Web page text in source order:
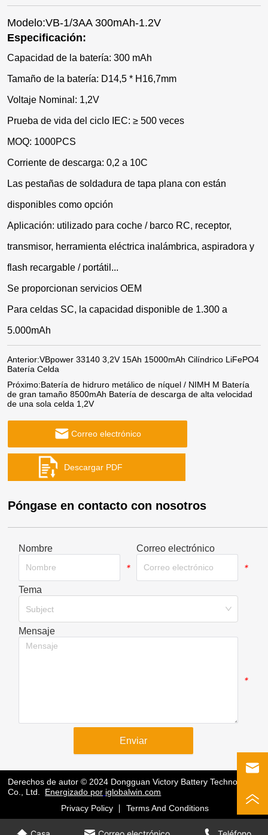
Modelo:VB-1/3AA 300mAh-1.2V
Especificación:
Capacidad de la batería: 300 mAh
Tamaño de la batería: D14,5 * H16,7mm
Voltaje Nominal: 1,2V
Prueba de vida del ciclo IEC: ≥ 500 veces
MOQ: 1000PCS
Corriente de descarga: 0,2 a 10C
Las pestañas de soldadura de tapa plana con están
disponibles como opción
Aplicación: utilizado para coche / barco RC, receptor,
transmisor, herramienta eléctrica inalámbrica, aspiradora y
flash recargable / portátil...
Se proporcionan servicios OEM
Para celdas SC, la capacidad disponible de 1.300 a
5.000mAh
Anterior:VBpower 33140 3,2V 15Ah 15000mAh Cilíndrico LiFePO4
Batería Celda
Próximo:Batería de hidruro metálico de níquel / NIMH M Batería
de gran tamaño 8500mAh Batería de descarga de alta velocidad
de una sola celda 1,2V
Correo electrónico
Póngase en contacto con nosotros
Nombre
*
Correo electrónico
*
Tema
Subject
Mensaje
*
Enviar
Derechos de autor © 2024 Dongguan Victory Battery Technology
Co., Ltd.
Energizado por iglobalwin.com
Privacy Policy
Terms And Conditions